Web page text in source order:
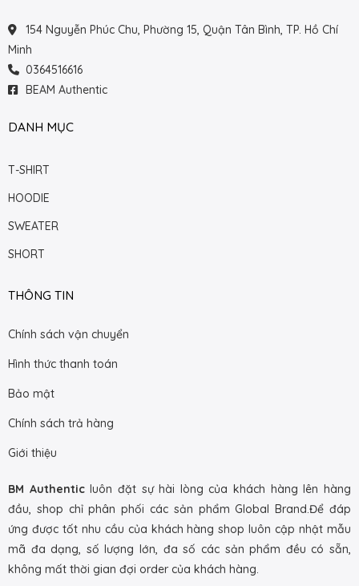
154 Nguyễn Phúc Chu, Phường 15, Quận Tân Bình, TP. Hồ Chí
Minh
0364516616
BEAM Authentic
DANH MỤC
T-SHIRT
HOODIE
SWEATER
SHORT
THÔNG TIN
Chính sách vận chuyển
Hình thức thanh toán
Bảo mật
Chính sách trả hàng
Giới thiệu
BM Authenticluôn đặt sự hài lòng của khách hàng lên hàng
đầu, shop chỉ phân phối các sản phẩm Global Brand.Để đáp
ứng được tốt nhu cầu của khách hàng shop luôn cập nhật mẫu
mã đa dạng, số lượng lớn, đa số các sản phẩm đều có sẵn,
không mất thời gian đợi order của khách hàng.